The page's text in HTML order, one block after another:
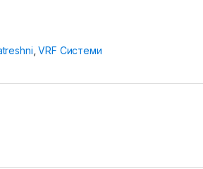
,VRF Системи